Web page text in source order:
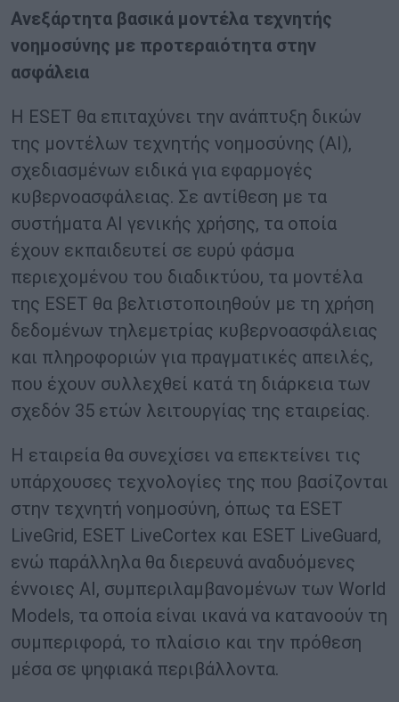
Ανεξάρτητα βασικά μοντέλα τεχνητής
νοημοσύνης με προτεραιότητα στην
ασφάλεια
Η ESET θα επιταχύνει την ανάπτυξη δικών
της μοντέλων τεχνητής νοημοσύνης (AI),
σχεδιασμένων ειδικά για εφαρμογές
κυβερνοασφάλειας. Σε αντίθεση με τα
συστήματα AI γενικής χρήσης, τα οποία
έχουν εκπαιδευτεί σε ευρύ φάσμα
περιεχομένου του διαδικτύου, τα μοντέλα
της ESET θα βελτιστοποιηθούν με τη χρήση
δεδομένων τηλεμετρίας κυβερνοασφάλειας
και πληροφοριών για πραγματικές απειλές,
που έχουν συλλεχθεί κατά τη διάρκεια των
σχεδόν 35 ετών λειτουργίας της εταιρείας.
Η εταιρεία θα συνεχίσει να επεκτείνει τις
υπάρχουσες τεχνολογίες της που βασίζονται
στην τεχνητή νοημοσύνη, όπως τα ESET
LiveGrid, ESET LiveCortex και ESET LiveGuard,
ενώ παράλληλα θα διερευνά αναδυόμενες
έννοιες AI, συμπεριλαμβανομένων των World
Models, τα οποία είναι ικανά να κατανοούν τη
συμπεριφορά, το πλαίσιο και την πρόθεση
μέσα σε ψηφιακά περιβάλλοντα.